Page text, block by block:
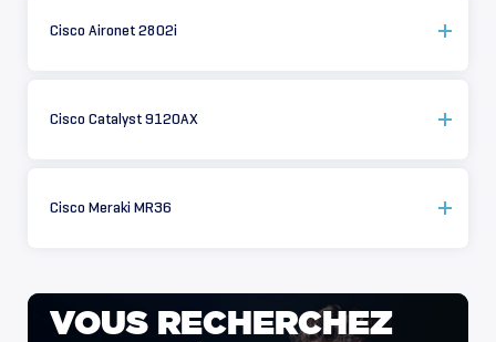
Cisco Aironet 2802i
Cisco Catalyst 9120AX
Cisco Meraki MR36
VOUS RECHERCHEZ